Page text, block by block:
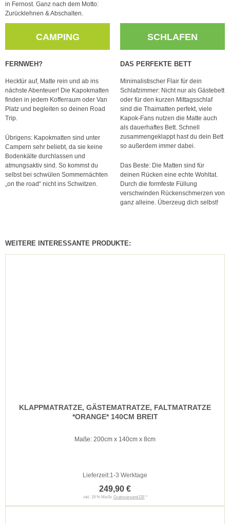
in Fernost. Ganz nach dem Motto:
Zurücklehnen & Abschalten.
CAMPING
FERNWEH?
Hecktür auf, Matte rein und ab ins
nächste Abenteuer! Die Kapokmatten
finden in jedem Kofferraum oder Van
Platz und begleiten so deinen Road
Trip.
Übrigens: Kapokmatten sind unter
Campern sehr beliebt, da sie keine
Bodenkälte durchlassen und
atmungsaktiv sind. So kommst du
selbst bei schwülen Sommernächten
„on the road“ nicht ins Schwitzen.
SCHLAFEN
DAS PERFEKTE BETT
Minimalistischer Flair für dein
Schlafzimmer: Nicht nur als Gästebett
oder für den kurzen Mittagsschlaf
sind die Thaimatten perfekt, viele
Kapok-Fans nutzen die Matte auch
als dauerhaftes Bett. Schnell
zusammengeklappt hast du dein Bett
so außerdem immer dabei.
Das Beste: Die Matten sind für
deinen Rücken eine echte Wohltat.
Durch die formfeste Füllung
verschwinden Rückenschmerzen von
ganz alleine. Überzeug dich selbst!
WEITERE INTERESSANTE PRODUKTE:
KLAPPMATRATZE, GÄSTEMATRATZE, FALTMATRATZE
*ORANGE* 140CM BREIT
Maße: 200cm x 140cm x 8cm
Lieferzeit:1-3 Werktage
249,90 €
inkl. 19 % MwSt. Gratisversand DE*